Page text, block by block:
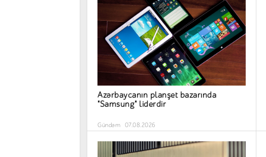
Azərbaycanın planşet bazarında
"Samsung" liderdir
Gündəm 07.08.2026